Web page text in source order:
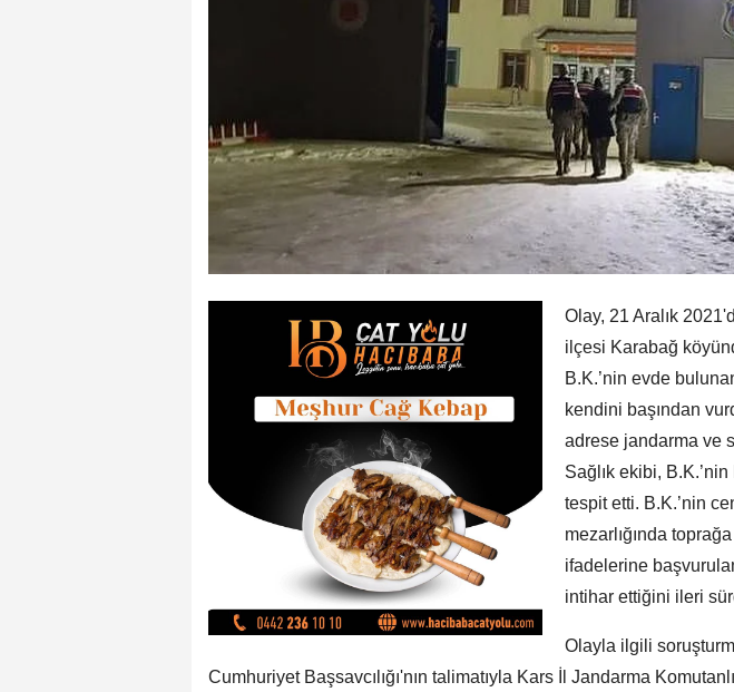
Olay, 21 Aralık
ilçesi Karabağ
B.K.’nin evde
kendini başından
adrese jandarma ve
Sağlık ekibi,
tespit etti. B.K.’nin
mezarlığında
ifadelerine
intihar ettiğini ileri
Olayla ilgili
Cumhuriyet Başsavcılığı'nın talimatıyla Kars İl Jandarma